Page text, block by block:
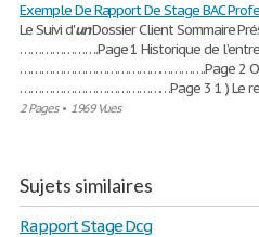
Exemple De Rapport De Stage BAC
Le Suivi d'unDossier Client Sommaire
………………….Page 1 Historique de
…………………………………………….Page 2
……………………………………Page 3 1 ) Le
2 Pages• 1969 Vues
Sujets similaires
Rapport Stage Dcg